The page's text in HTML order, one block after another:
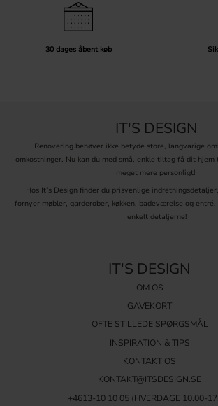
30 dages åbent køb
IT'S DESIGN
Renovering behøver ikke betyde store, langvarige
omkostninger. Nu kan du med små, enkle tiltag få dit
meget mere personligt!
Hos It’s Design finder du prisvenlige
fornyer møbler, garderober, køkken, badeværelse og entré.
enkelt detaljerne!
IT'S DESIGN
OM OS
GAVEKORT
OFTE STILLEDE SPØRGSMÅL
INSPIRATION & TIPS
KONTAKT OS
KONTAKT@ITSDESIGN.SE
+4613-10 10 05 (HVERDAGE 10.00-